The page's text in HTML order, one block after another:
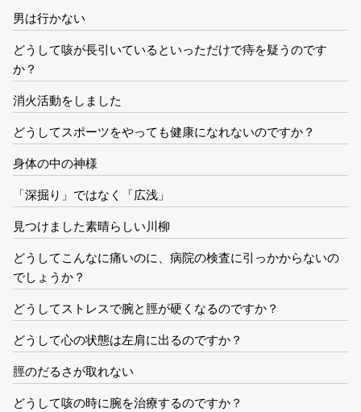
男は行かない
どうして咳が長引いているといっただけで痔を疑うのです
か？
消火活動をしました
どうしてスポーツをやっても健康になれないのですか？
身体の中の神様
「深掘り」ではなく「広浅」
見つけました素晴らしい川柳
どうしてこんなに痛いのに、病院の検査に引っかからないの
でしょうか？
どうしてストレスで腕と脛が硬くなるのですか？
どうして心の状態は左肩に出るのですか？
脛のだるさが取れない
どうして咳の時に腕を治療するのですか？